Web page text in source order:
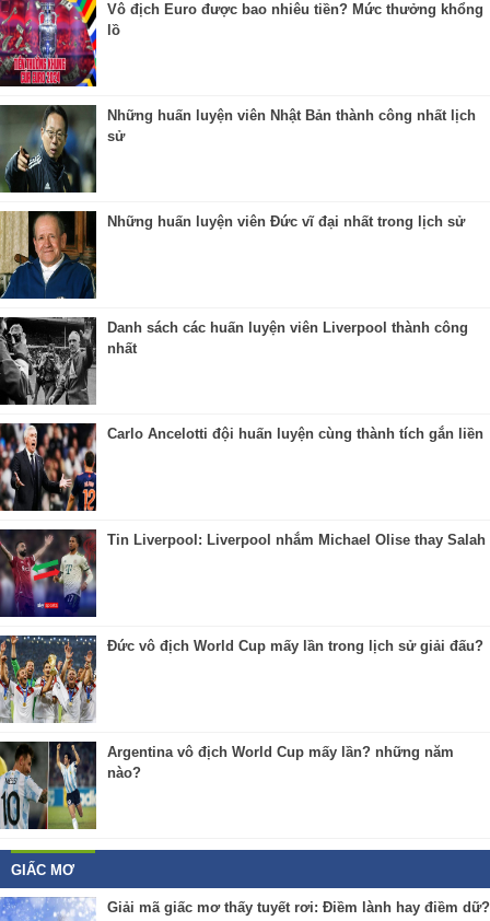
Vô địch Euro được bao nhiêu tiền? Mức thưởng khổng
lồ
Những huấn luyện viên Nhật Bản thành công nhất lịch
sử
Những huấn luyện viên Đức vĩ đại nhất trong lịch sử
Danh sách các huấn luyện viên Liverpool thành công
nhất
Carlo Ancelotti đội huấn luyện cùng thành tích gắn liền
Tin Liverpool: Liverpool nhắm Michael Olise thay Salah
Đức vô địch World Cup mấy lần trong lịch sử giải đấu?
Argentina vô địch World Cup mấy lần? những năm
nào?
GIẤC MƠ
Giải mã giấc mơ thấy tuyết rơi: Điềm lành hay điềm dữ?